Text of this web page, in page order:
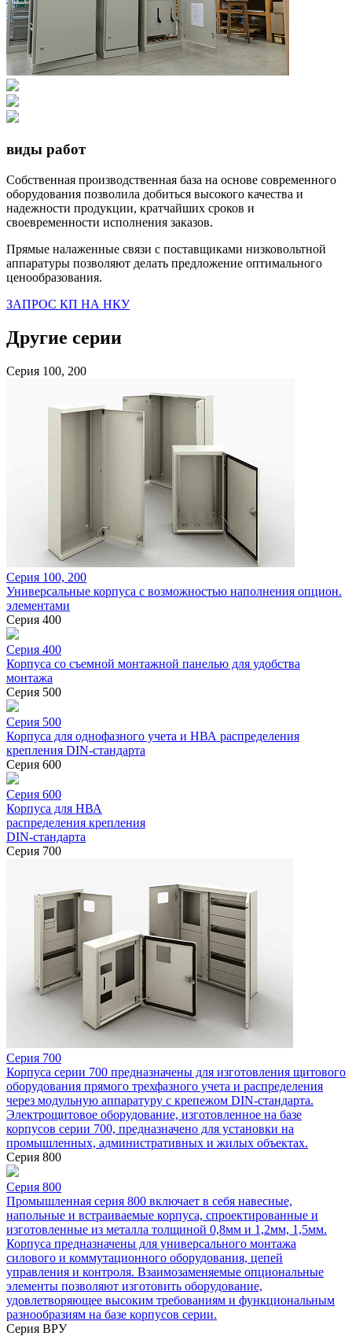
виды работ
Собственная производственная база на основе современного
оборудования позволила добиться высокого качества и
надежности продукции, кратчайших сроков и
своевременности исполнения заказов.
Прямые налаженные связи с поставщиками низковольтной
аппаратуры позволяют делать предложение оптимального
ценообразования.
ЗАПРОС КП НА НКУ
Другие серии
Серия 100, 200
Серия 100, 200
Универсальные корпуса с возможностью наполнения опцион.
элементами
Серия 400
Серия 400
Корпуса со съемной монтажной панелью для удобства
монтажа
Серия 500
Серия 500
Корпуса для однофазного учета и НВА распределения
крепления DIN-стандарта
Серия 600
Серия 600
Корпуса для НВА
распределения крепления
DIN-стандарта
Серия 700
Серия 700
Корпуса серии 700 предназначены для изготовления щитового
оборудования прямого трехфазного учета и распределения
через модульную аппаратуру с крепежом DIN-стандарта.
Электрощитовое оборудование, изготовленное на базе
корпусов серии 700, предназначено для установки на
промышленных, административных и жилых объектах.
Серия 800
Серия 800
Промышленная серия 800 включает в себя навесные,
напольные и встраиваемые корпуса, спроектированные и
изготовленные из металла толщиной 0,8мм и 1,2мм, 1,5мм.
Корпуса предназначены для универсального монтажа
силового и коммутационного оборудования, цепей
управления и контроля. Взаимозаменяемые опциональные
элементы позволяют изготовить оборудование,
удовлетворяющее высоким требованиям и функциональным
разнообразиям на базе корпусов серии.
Серия ВРУ